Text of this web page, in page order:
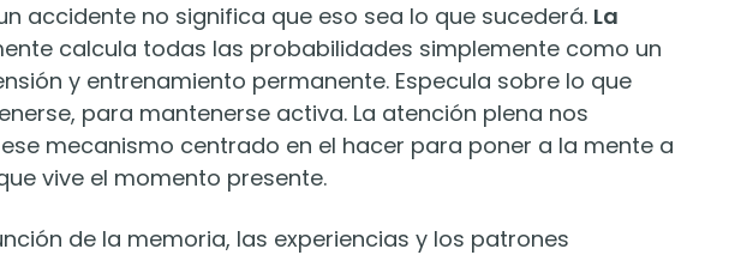
accidente no significa que eso sea lo que sucederá. La
calcula todas las probabilidades simplemente como un
y entrenamiento permanente. Especula sobre lo que
para mantenerse activa. La atención plena nos
mecanismo centrado en el hacer para poner a la mente a
vive el momento presente.
de la memoria, las experiencias y los patrones